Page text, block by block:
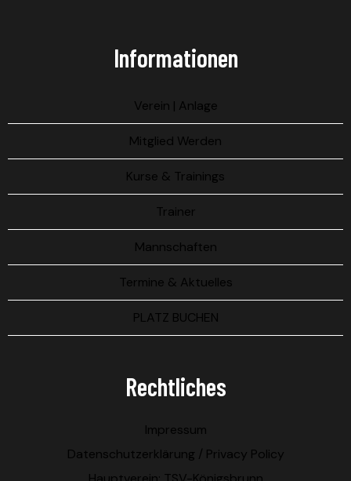
Informationen
Verein | Anlage
Mitglied Werden
Kurse & Trainings
Trainer
Mannschaften
Termine & Aktuelles
PLATZ BUCHEN
Rechtliches
Impressum
Datenschutzerklärung / Privacy Policy